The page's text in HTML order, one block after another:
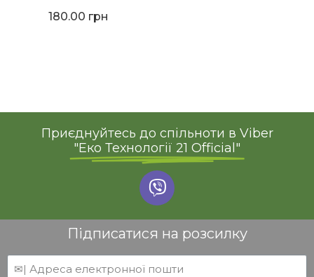
180.00 грн
Приєднуйтесь до спільноти в Viber
"Еко Технології 21 Official"
Підписатися на розсилку